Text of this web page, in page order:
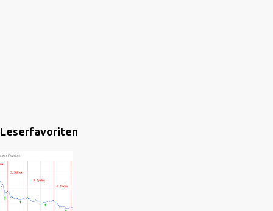
Leserfavoriten